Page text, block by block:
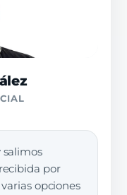
salimos
por
opciones